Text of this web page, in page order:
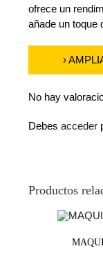
ofrece un
añade un toque
›
No hay
Debesacceder
Productos